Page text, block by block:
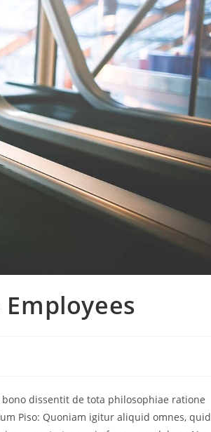
dissentit de tota philosophiae ratione
Piso: Quoniam igitur aliquid omnes, quid